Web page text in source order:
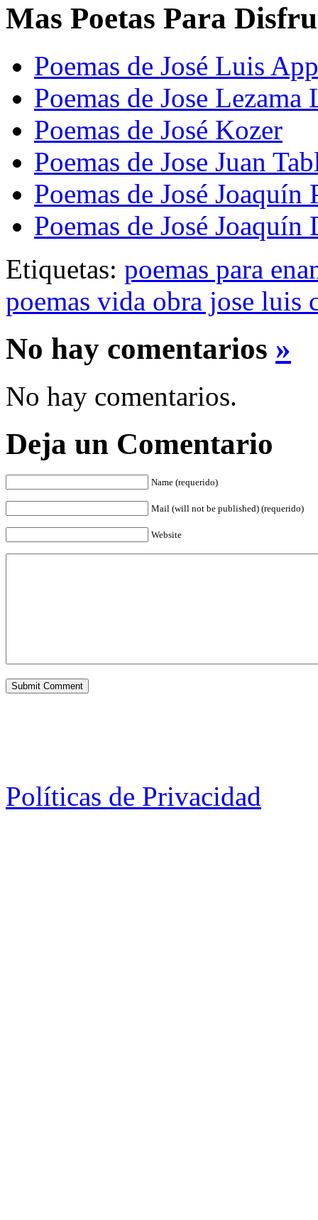
Mas Poetas Para
Poemas de José Luis
Poemas de Jose Lezama
Poemas de José Kozer
Poemas de Jose Juan
Poemas de José Joaquín
Poemas de José Joaquín
Etiquetas: poemas para
poemas vida obra jose luis
No hay comentarios »
No hay comentarios.
Deja un Comentario
Name (requerido)
Mail (will not be published) (requerido)
Website
Políticas de Privacidad